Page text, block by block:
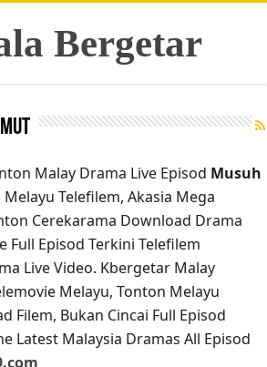
Bergetar
Malay Drama Live Episod Musuh
Melayu Telefilem, Akasia Mega
Cerekarama Download Drama
Full Episod Terkini Telefilem
Live Video. Kbergetar Malay
Melayu, Tonton Melayu
Filem, Bukan Cincai Full Episod
Latest Malaysia Dramas All Episod